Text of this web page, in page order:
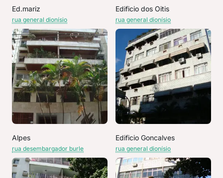
Ed.mariz
rua general dionísio
Edificio dos Oitis
rua general dionísio
Alpes
rua desembargador burle
Edificio Goncalves
rua general dionísio